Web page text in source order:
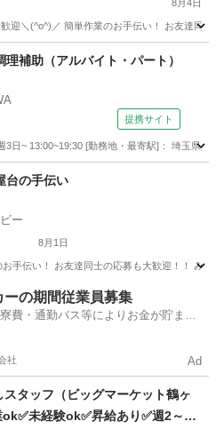
8月4日
屋台
補助（アルバイト・パート）
提携サイト
3日~ 13:00~19:30 [勤務地・最寄駅]： 埼玉県
台の手伝い
ー
8月1日
屋台
ーの期間従業員募集
費・通勤バス等によりお金が貯まり
社 Ad
タッフ（ビッグマーケット鶴ヶ
ok✅未経験ok✅昇給あり✅週2～ok